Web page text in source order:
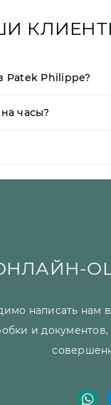
Patek Philippe?
часы?
написать
и